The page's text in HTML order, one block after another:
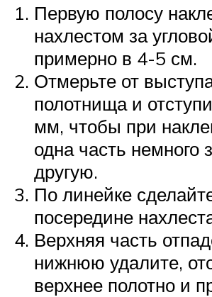
Первую полосу
нахлестом за
примерно в 4-5 см.
Отмерьте от
полотнища и
мм, чтобы при
одна часть немного
другую.
По линейке
посередине
Верхняя часть
нижнюю удалите,
верхнее полотно и